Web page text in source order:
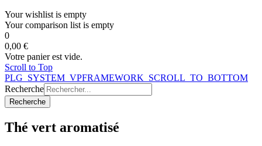
Your wishlist is empty
Your comparison list is empty
0
0,00 €
Votre panier est vide.
Scroll to Top
PLG_SYSTEM_VPFRAMEWORK_SCROLL_TO_BOTTOM
Recherche
Recherche
Thé vert aromatisé